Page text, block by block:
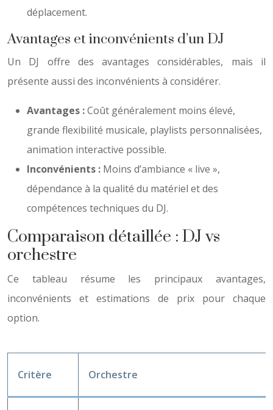
déplacement.
Avantages et inconvénients d’un DJ
Un DJ offre des avantages considérables, mais il
présente aussi des inconvénients à considérer.
Avantages :Coût généralement moins élevé,
grande flexibilité musicale, playlists personnalisées,
animation interactive possible.
Inconvénients : Moins d’ambiance « live »,
dépendance à la qualité du matériel et des
compétences techniques du DJ.
Comparaison détaillée : DJ vs
orchestre
Ce tableau résume les principaux avantages,
inconvénients et estimations de prix pour chaque
option.
Critère Orchestre